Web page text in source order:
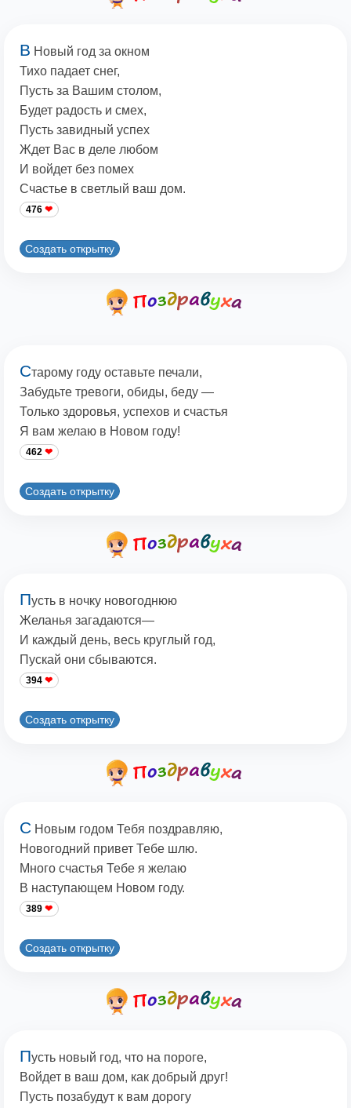
В Новый год за окном
Тихо падает снег,
Пусть за Вашим столом,
Будет радость и смех,
Пусть завидный успех
Ждет Вас в деле любом
И войдет без помех
Счастье в светлый ваш дом.
476
Создать открытку
Старому году оставьте печали,
Забудьте тревоги, обиды, беду —
Только здоровья, успехов и счастья
Я вам желаю в Новом году!
462
Создать открытку
Пусть в ночку новогоднюю
Желанья загадаются—
И каждый день, весь круглый год,
Пускай они сбываются.
394
Создать открытку
С Новым годом Тебя поздравляю,
Новогодний привет Тебе шлю.
Много счастья Тебе я желаю
В наступающем Новом году.
389
Создать открытку
Пусть новый год, что на пороге,
Войдет в ваш дом, как добрый друг!
Пусть позабудут к вам дорогу